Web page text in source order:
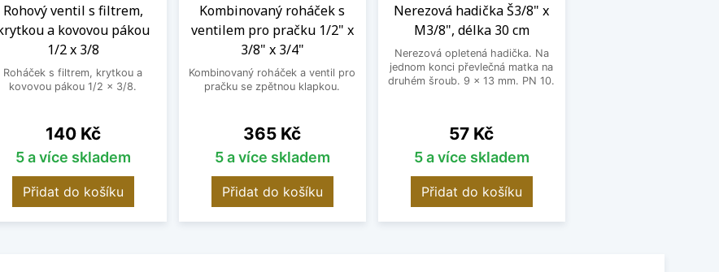
Rohový ventil s filtrem,
a kovovou pákou
1/2 x 3/8
Roháček s filtrem, krytkou a
kovovou pákou 1/2 x 3/8.
Cena
140 Kč
5 a více skladem
Přidat do košíku
Kombinovaný roháček s
ventilem pro pračku 1/2" x
3/8" x 3/4"
Kombinovaný roháček a ventil pro
pračku se zpětnou klapkou.
Cena
365 Kč
5 a více skladem
Přidat do košíku
Nerezová hadička Š3/8" x
M3/8", délka 30 cm
Nerezová opletená hadička. Na
jednom konci převlečná matka na
druhém šroub. 9 x 13 mm. PN 10.
Cena
57 Kč
5 a více skladem
Přidat do košíku